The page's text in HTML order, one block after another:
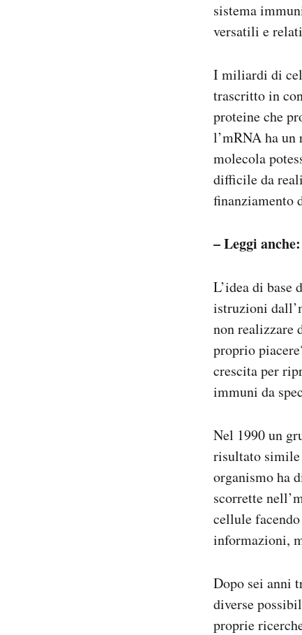
sistema
versatili e
I miliardi di
trascritto in
proteine che
l’mRNA ha
molecola
difficile da
finanziamento
– Leggi anche:
L’idea di
istruzioni
non realizzare
proprio
crescita per
immuni da
Nel 1990 un
risultato simile
organismo ha
scorrette
cellule
informazioni,
Dopo sei anni
diverse
proprie